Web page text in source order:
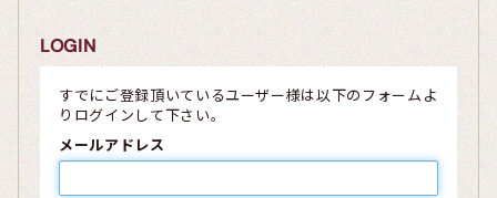
LOGIN
すでにご登録頂いているユーザー様は以下のフォームよ
りログインして下さい。
メールアドレス